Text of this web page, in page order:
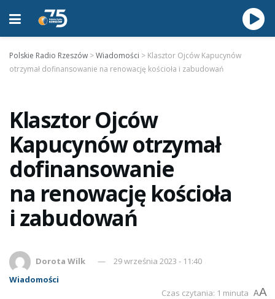
Polskie Radio Rzeszów >Wiadomości > Klasztor Ojców Kapucynów
otrzymał dofinansowanie na renowację kościoła i zabudowań
Klasztor Ojców
Kapucynów otrzymał
dofinansowanie
na renowację kościoła
i zabudowań
Dorota Wilk
29 września 2023 - 11:40
Wiadomości
Czas czytania: 1 minuta AA